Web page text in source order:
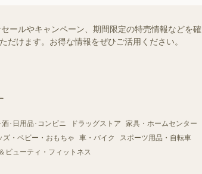
ールやキャンペーン、期間限定の特売情報などを確
けます。お得な情報をぜひご活用ください。
･日用品･コンビニ ドラッグストア
家具・ホームセンター
ズ・ベビー・おもちゃ 車・バイク
スポーツ用品・自転車
ビューティ・フィットネス